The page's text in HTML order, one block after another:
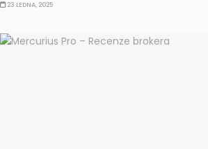
23 LEDNA, 2025